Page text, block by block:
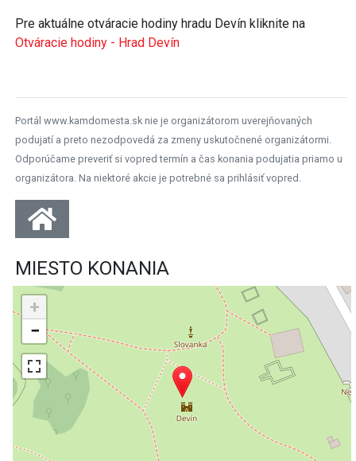
Pre aktuálne otváracie hodiny hradu Devín kliknite na
Otváracie hodiny - Hrad Devín
Portál www.kamdomesta.sk nie je organizátorom uverejňovaných
podujatí a preto nezodpovedá za zmeny uskutočnené organizátormi.
Odporúčame preveriť si vopred termín a čas konania podujatia priamo u
organizátora. Na niektoré akcie je potrebné sa prihlásiť vopred.
MIESTO KONANIA
+
−